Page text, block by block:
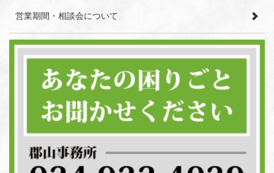
営業期間・相談会について